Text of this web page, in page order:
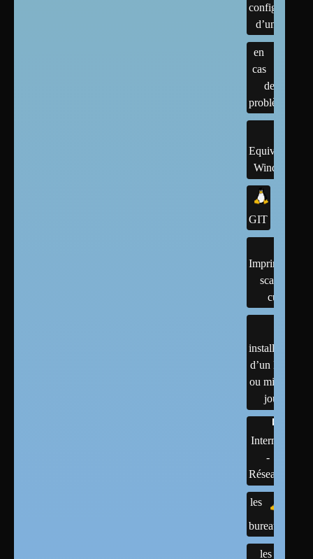
configuration
d’un linux
en
cas
de
problème
Equivalents
Windows
GIT
Imprimantes,
scanner,
cups
installation
d’un linux
ou mises à
jour
Internet
-
Réseaux
les
bureaux
les